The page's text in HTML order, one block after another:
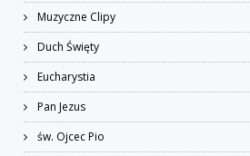
Muzyczne Clipy
Duch Święty
Eucharystia
Pan Jezus
św. Ojcec Pio